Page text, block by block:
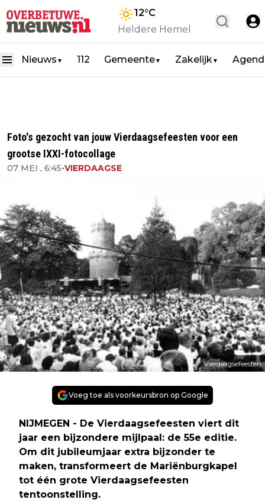
12°C
Heldere Hemel
Nieuws ▼ 112 Gemeente▼ Zakelijk▼
Foto's gezocht van jouw Vierdaagsefeesten voor een
grootse IXXI-fotocollage
07 MEI , 6:45•VIERDAAGSE
Vierdaagsefeesten
Voeg toe als voorkeursbron op Google
NIJMEGEN - De Vierdaagsefeesten viert dit
jaar een bijzondere mijlpaal: de 55e editie.
Om dit jubileumjaar extra bijzonder te
maken, transformeert de Mariënburgkapel
tot één grote Vierdaagsefeesten
tentoonstelling.